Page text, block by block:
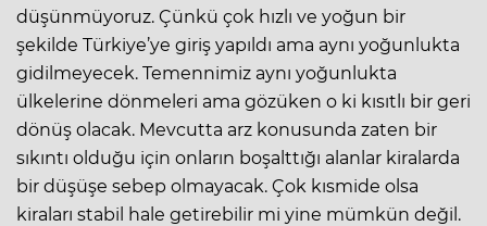
düşünmüyoruz. Çünkü çok hızlı ve yoğun bir
şekilde Türkiye’ye giriş yapıldı ama aynı yoğunlukta
gidilmeyecek. Temennimiz aynı yoğunlukta
ülkelerine dönmeleri ama gözüken o ki kısıtlı bir geri
dönüş olacak. Mevcutta arz konusunda zaten bir
sıkıntı olduğu için onların boşalttığı alanlar kiralarda
bir düşüşe sebep olmayacak. Çok kısmide olsa
kiraları stabil hale getirebilir mi yine mümkün değil.